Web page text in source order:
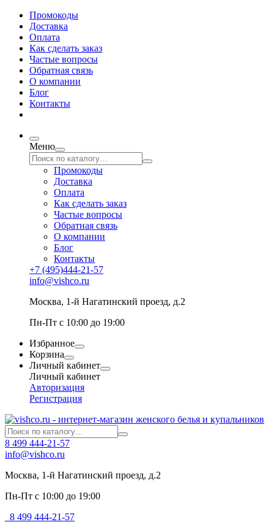
Промокоды
Доставка
Оплата
Как сделать заказ
Частые вопросы
Обратная связь
О компании
Блог
Контакты
Меню
Промокоды
Доставка
Оплата
Как сделать заказ
Частые вопросы
Обратная связь
О компании
Блог
Контакты
+7 (495)444-21-57
info@vishco.ru
Москва, 1-й Нагатинский проезд, д.2
Пн-Пт с 10:00 до 19:00
Избранное
Корзина
Личный кабинет
Личный кабинет
Авторизация
Регистрация
8 499 444-21-57
info@vishco.ru
Москва, 1-й Нагатинский проезд, д.2
Пн-Пт с 10:00 до 19:00
8 499 444-21-57